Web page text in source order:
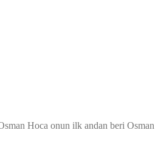
Hoca onun ilk andan beri